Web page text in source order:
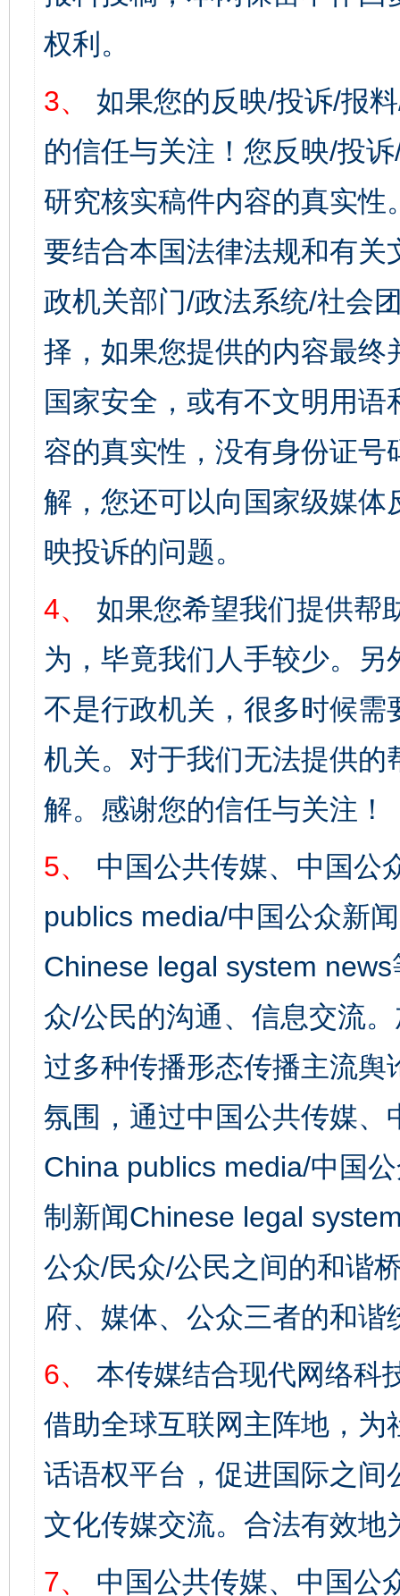
权利。
3、
如果您的反映/投诉/报
的信任与关注！您反映/投
研究核实稿件内容的真实
要结合本国法律法规和有关
政机关部门/政法系统/社会
择，如果您提供的内容最
国家安全，或有不文明用
容的真实性，没有身份证
解，您还可以向国家级媒
映投诉的问题。
4、
如果您希望我们提供帮
为，毕竟我们人手较少。
不是行政机关，很多时候
机关。对于我们无法提供
解。感谢您的信任与关注！
5、
中国公共传媒、中国公
publics media/中国公众新
Chinese legal system
众/公民的沟通、信息交流
过多种传播形态传播主流
氛围，通过中国公共传媒
China publics media/中国
制新闻Chinese legal
公众/民众/公民之间的和谐
府、媒体、公众三者的和谐
6、
本传媒结合现代网络科
借助全球互联网主阵地，
话语权平台，促进国际之
文化传媒交流。合法有效地
7、
中国公共传媒、中国公